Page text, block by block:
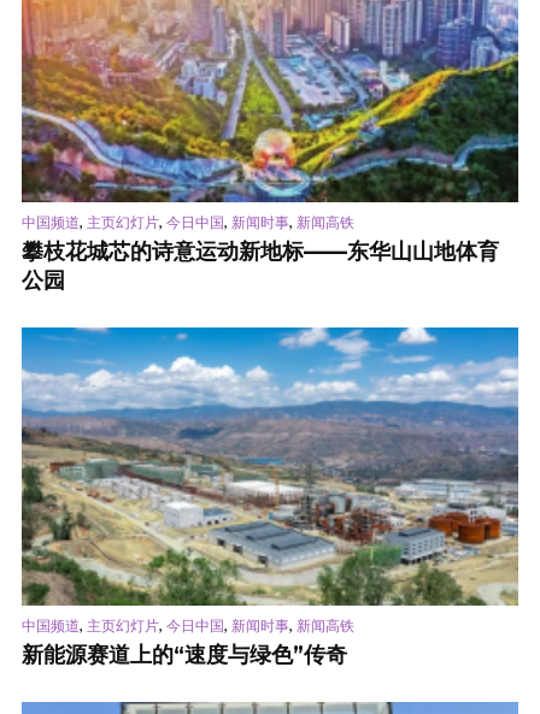
中国频道, 主页幻灯片, 今日中国, 新闻时事, 新闻高铁
攀枝花城芯的诗意运动新地标——东华山山地体育
公园
中国频道, 主页幻灯片, 今日中国, 新闻时事, 新闻高铁
新能源赛道上的“速度与绿色”传奇